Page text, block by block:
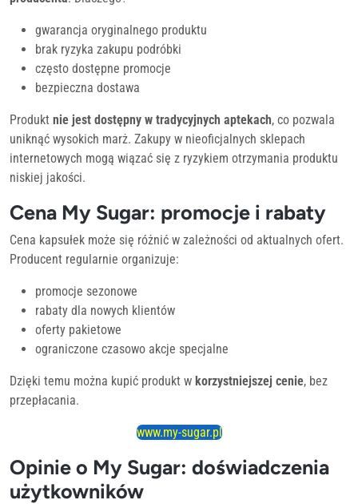
gwarancja oryginalnego produktu
brak ryzyka zakupu podróbki
często dostępne promocje
bezpieczna dostawa
Produkt nie jest dostępny w tradycyjnych aptekach, co pozwala
uniknąć wysokich marż. Zakupy w nieoficjalnych sklepach
internetowych mogą wiązać się z ryzykiem otrzymania produktu
niskiej jakości.
Cena My Sugar: promocje i rabaty
Cena kapsułek może się różnić w zależności od aktualnych ofert.
Producent regularnie organizuje:
promocje sezonowe
rabaty dla nowych klientów
oferty pakietowe
ograniczone czasowo akcje specjalne
Dzięki temu można kupić produkt w korzystniejszej cenie, bez
przepłacania.
www.my-sugar.pl
Opinie o My Sugar: doświadczenia
użytkowników